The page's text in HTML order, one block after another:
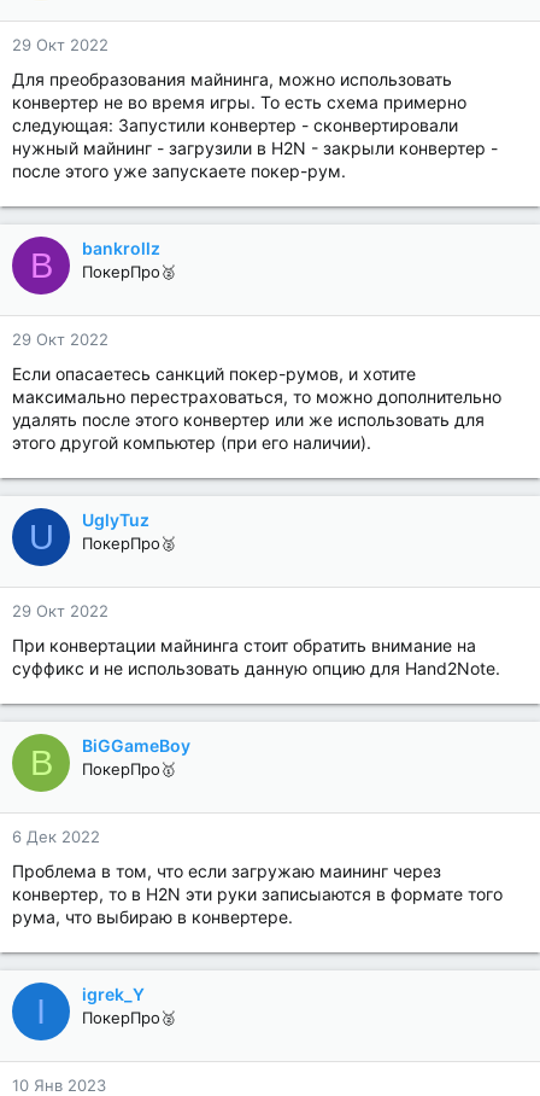
29 Окт 2022
Для преобразования майнинга, можно использовать
конвертер не во время игры. То есть схема примерно
следующая: Запустили конвертер - сконвертировали
нужный майнинг - загрузили в H2N - закрыли конвертер -
после этого уже запускаете покер-рум.
B bankrollz
ПокерПро🥈
29 Окт 2022
Если опасаетесь санкций покер-румов, и хотите
максимально перестраховаться, то можно дополнительно
удалять после этого конвертер или же использовать для
этого другой компьютер (при его наличии).
U UglyTuz
ПокерПро🥈
29 Окт 2022
При конвертации майнинга стоит обратить внимание на
суффикс и не использовать данную опцию для Hand2Note.
B BiGGameBoy
ПокерПро🥇
6 Дек 2022
Проблема в том, что если загружаю маининг через
конвертер, то в H2N эти руки записыаются в формате того
рума, что выбираю в конвертере.
I igrek_Y
ПокерПро🥈
10 Янв 2023